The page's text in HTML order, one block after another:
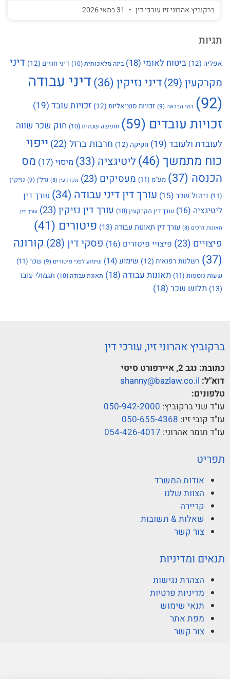
ברקוביץ אהרוני זיו עורכי דין
תגיות
אפליה (12) ביטוח לאומי (18) בינה מלאכותית(10) דיני חוזים (12)
דיני
מקרקעין (29) דיני נזיקין (36)
דיני עבודה
(92)
דמי הבראה(9) זכויות סוציאליות (12) זכויות עובד (19)
זכויות עובדים (59) חופשה שנתית(10)
חוק שכר שווה
לעובדת ולעובד (19) חקיקה (12) חרבות ברזל (22)
ייפוי
כוח מתמשך (46) ליטיגציה (33) מיסוי (17)
מס
הכנסה (37) מע"מ (11) מעסיקים (23) מקרקעין (8) נדל"ן(9)
נזיקין
(11)
ניהול שכר(15) עורך דין דיני עבודה (34)
עורך דין
ליטיגציה (16) עורך דין מקרקעין(10) עורך דין נזיקין(23) עורך דין
תאונות דרכים (8) עורך דין תאונות עבודה (13) פיטורים (41)
פיצויים (23) פיצויי פיטורים (16) פסקי דין (28)
קורונה
(37)
רשלנות רפואית (12) שימוע(14) שימוע לפני פיטורים (9) שכר (11)
שעות נוספות (11) תאונות עבודה (18) תאונת עבודה (10)
תגמולי עובד
(13)
תלוש שכר (18)
ברקוביץ אהרוני זיו, עורכי דין
כתובת: נגב 2, איירפורט סיטי
דוא"ל: shanny@bazlaw.co.il
טלפונים:
עו"ד שני ברקוביץ: 050-942-2000
עו"ד קובי זיו: 050-655-4368
עו"ד תומר אהרוני: 054-426-4017
תפריט
אודות המשרד
הצוות שלנו
קריירה
שאלות & תשובות
צור קשר
תנאים ומדיניות
הצהרת נגישות
מדיניות פרטיות
תנאי שימוש
מפת אתר
צור קשר